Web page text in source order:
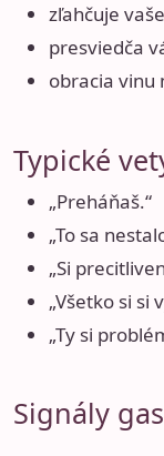
zľahčuje
presviedča
obracia vinu
Typické
„Preháňaš.“
„To sa
„Si
„Všetko si si
„Ty si
Signály